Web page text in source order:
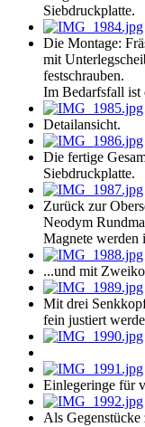
Siebdruckplatte.
Die Montage:
mit
festschrauben.
Im Bedarfsfall ist
Detailansicht.
Die fertige
Siebdruckplatte.
Zurück zur
Neodym
Magnete werden
...und mit
Mit drei
fein justiert
Einlegeringe für
Als Gegenstücke